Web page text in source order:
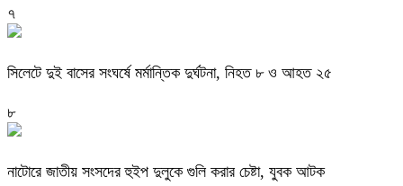
৭
সিলেটে দুই বাসের সংঘর্ষে মর্মান্তিক দুর্ঘটনা, নিহত ৮ ও আহত ২৫
৮
নাটোরে জাতীয় সংসদের হুইপ দুলুকে গুলি করার চেষ্টা, যুবক আটক